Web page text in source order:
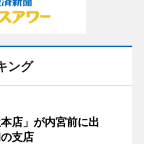
ング
店」が内宮前に出
支店